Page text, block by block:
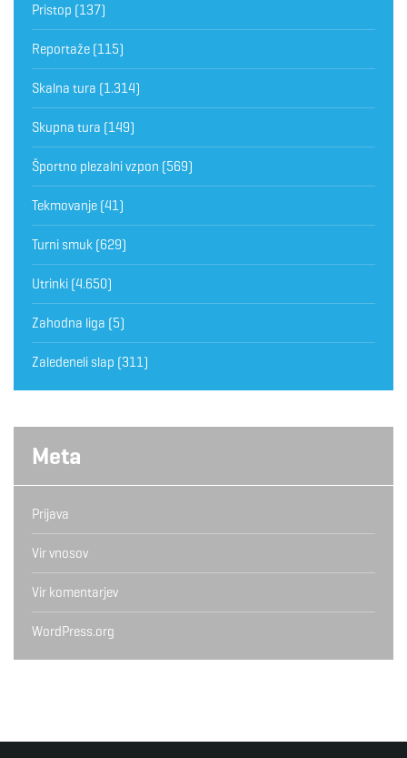
Pristop (137)
Reportaže (115)
Skalna tura (1.314)
Skupna tura (149)
Športno plezalni vzpon (569)
Tekmovanje (41)
Turni smuk (629)
Utrinki (4.650)
Zahodna liga (5)
Zaledeneli slap (311)
Meta
Prijava
Vir vnosov
Vir komentarjev
WordPress.org